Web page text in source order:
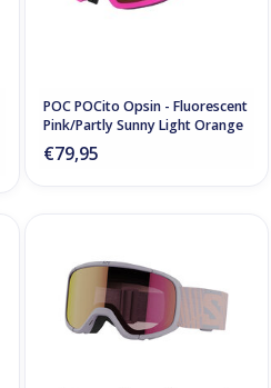
POC POCito Opsin - Fluorescent
Pink/Partly Sunny Light Orange
€79,95